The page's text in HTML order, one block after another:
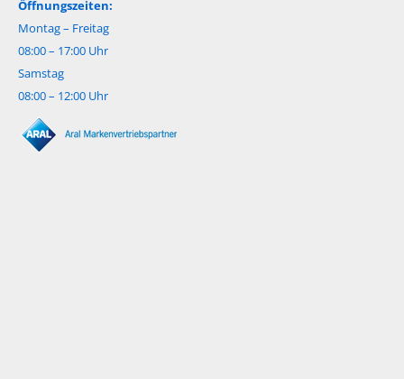
Öffnungszeiten:
Montag – Freitag
08:00 – 17:00 Uhr
Samstag
08:00 – 12:00 Uhr